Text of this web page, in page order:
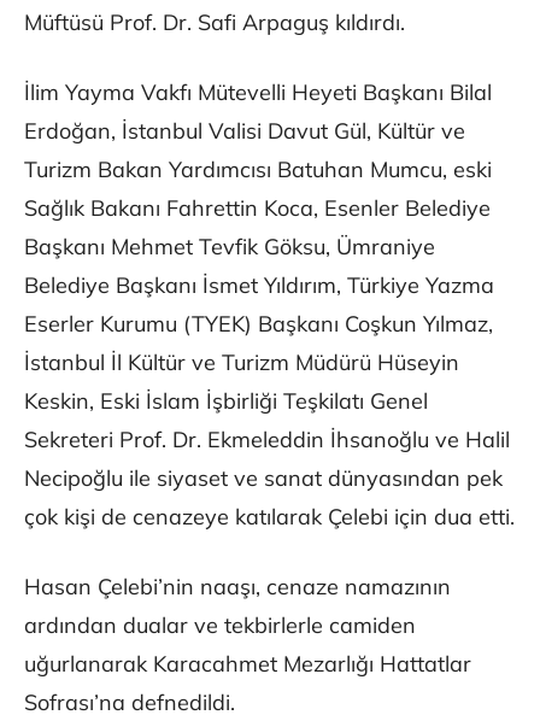
Müftüsü Prof. Dr. Safi Arpaguş kıldırdı.
İlim Yayma Vakfı Mütevelli Heyeti Başkanı Bilal
Erdoğan, İstanbul Valisi Davut Gül, Kültür ve
Turizm Bakan Yardımcısı Batuhan Mumcu, eski
Sağlık Bakanı Fahrettin Koca, Esenler Belediye
Başkanı Mehmet Tevfik Göksu, Ümraniye
Belediye Başkanı İsmet Yıldırım, Türkiye Yazma
Eserler Kurumu (TYEK) Başkanı Coşkun Yılmaz,
İstanbul İl Kültür ve Turizm Müdürü Hüseyin
Keskin, Eski İslam İşbirliği Teşkilatı Genel
Sekreteri Prof. Dr. Ekmeleddin İhsanoğlu ve Halil
Necipoğlu ile siyaset ve sanat dünyasından pek
çok kişi de cenazeye katılarak Çelebi için dua etti.
Hasan Çelebi’nin naaşı, cenaze namazının
ardından dualar ve tekbirlerle camiden
uğurlanarak Karacahmet Mezarlığı Hattatlar
Sofrası’na defnedildi.